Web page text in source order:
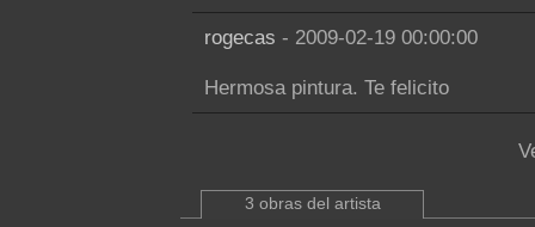
rogecas - 2009-02-19 00:00:00
Hermosa pintura. Te felicito
3 obras del artista